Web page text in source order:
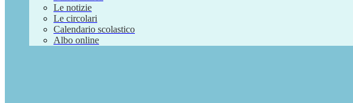
Le notizie
Le circolari
Calendario scolastico
Albo online